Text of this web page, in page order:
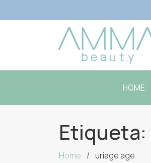
HOME
Etiqueta:
Home uriage age